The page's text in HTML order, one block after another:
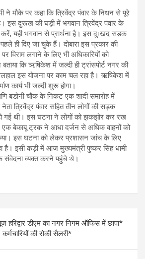
ने मौके पर कहा कि त्रिवेंद्र पंवार के निधन से पूरे
है। इस दुरूख की घड़ी में भगवान त्रिवेंद्र पंवार के
करें, यही भगवान से प्रार्थना है। इस दुःखद सड़क
ही दिए जा चुके हैं। दोबारा इस प्रकार की
विराम लगाने के लिए भी अधिकारियों को
बताया कि ऋषिकेश में जल्दी ही ट्रांसपोर्ट नगर की
इस योजना पर काम चल रहा है। ऋषिकेश में
कार्य भी जल्दी शुरू होगा।
बडोनी चौक के निकट एक शादी समारोह में
त्रिवेंद्र पंवार सहित तीन लोगों की सड़क
गई थी। इस घटना ने लोगों को झकझोर कर रख
एक बेकाबू ट्रक ने आधा दर्जन से अधिक वाहनों को
इस घटना को लेकर प्रशासन जांच के लिए
है। इसी कड़ी में आज मुख्यमंत्री पुष्कर सिंह धामी
संवेदना व्यक्त करने पहुंचे थे।
हरिद्वार डीएम का नगर निगम ऑफिस में छापा*
की रोकी सैलरी*